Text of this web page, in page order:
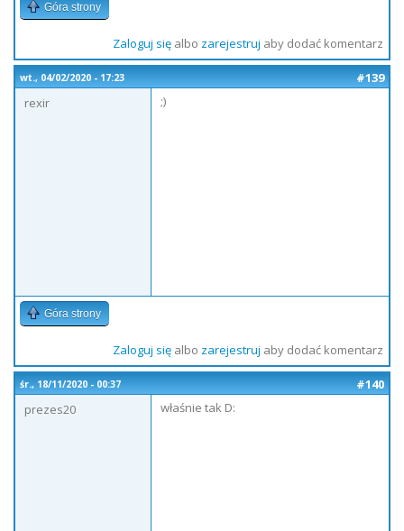
Góra strony
Zaloguj sięalbo zarejestruj aby dodać komentarz
wt., 04/02/2020 - 17:23
#139
rexir
;)
Góra strony
Zaloguj sięalbo zarejestruj aby dodać komentarz
śr., 18/11/2020 - 00:37
#140
prezes20
właśnie tak D: